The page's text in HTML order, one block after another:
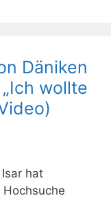
Däniken
wollte
hat